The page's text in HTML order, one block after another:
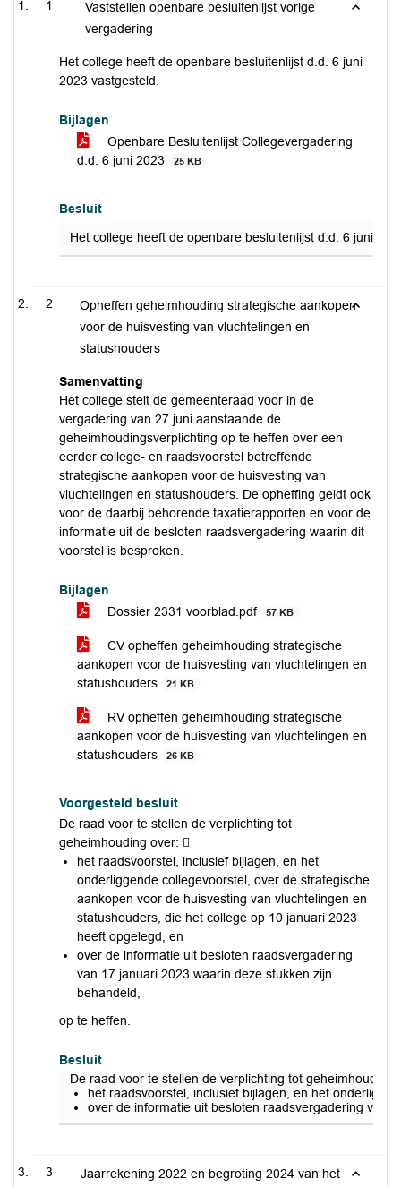
1
Vaststellen openbare besluitenlijst vorige
vergadering
Het college heeft de openbare besluitenlijst d.d. 6 juni
2023 vastgesteld.
Bijlagen
Openbare Besluitenlijst Collegevergadering
d.d. 6 juni 2023
25 KB
Besluit
Het college heeft de openbare besluitenlijst d.d. 6 juni
2
Opheffen geheimhouding strategische aankopen
voor de huisvesting van vluchtelingen en
statushouders
Samenvatting
Het college stelt de gemeenteraad voor in de
vergadering van 27 juni aanstaande de
geheimhoudingsverplichting op te heffen over een
eerder college- en raadsvoorstel betreffende
strategische aankopen voor de huisvesting van
vluchtelingen en statushouders. De opheffing geldt ook
voor de daarbij behorende taxatierapporten en voor de
informatie uit de besloten raadsvergadering waarin dit
voorstel is besproken.
Bijlagen
Dossier 2331 voorblad.pdf
57 KB
CV opheffen geheimhouding strategische
aankopen voor de huisvesting van vluchtelingen en
statushouders
21 KB
RV opheffen geheimhouding strategische
aankopen voor de huisvesting van vluchtelingen en
statushouders
26 KB
Voorgesteld besluit
De raad voor te stellen de verplichting tot
geheimhouding over: 
het raadsvoorstel, inclusief bijlagen, en het
onderliggende collegevoorstel, over de strategische
aankopen voor de huisvesting van vluchtelingen en
statushouders, die het college op 10 januari 2023
heeft opgelegd, en
over de informatie uit besloten raadsvergadering
van 17 januari 2023 waarin deze stukken zijn
behandeld,
op te heffen.
Besluit
De raad voor te stellen de verplichting tot geheimhouding
het raadsvoorstel, inclusief bijlagen, en het
over de informatie uit besloten raadsvergadering van
3
Jaarrekening 2022 en begroting 2024 van het